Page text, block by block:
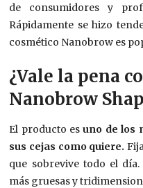
de consumidores y
Rápidamente se hizo
cosmético Nanobrow es
¿Vale la pena
Nanobrow
El producto esuno de los
sus cejas como quiere.
que sobrevive todo el
más gruesas y